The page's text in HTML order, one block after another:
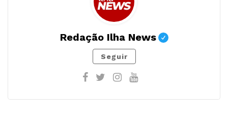
Redação Ilha News
Seguir